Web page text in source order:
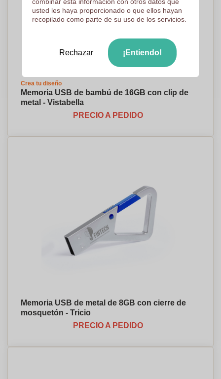
Crea tu diseño
Memoria USB de bambú de 16GB con clip de
metal - Vistabella
PRECIO A PEDIDO
Memoria USB de metal de 8GB con cierre de
mosquetón - Tricio
PRECIO A PEDIDO
usted les haya proporcionado o que ellos hayan
recopilado como parte de su uso de los servicios.
Rechazar ¡Entiendo!